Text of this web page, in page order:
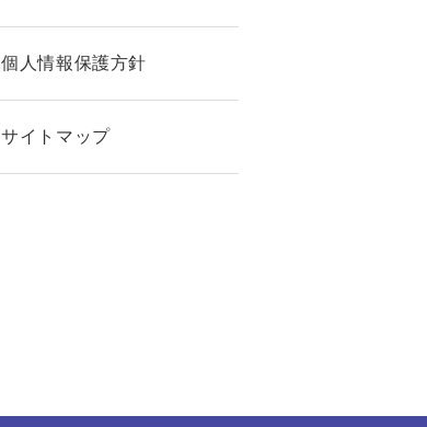
個人情報保護方針
サイトマップ